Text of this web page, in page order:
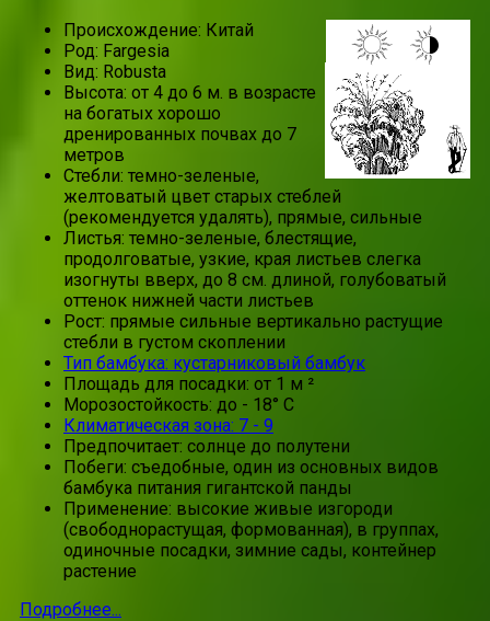
Происхождение: Китай
Род: Fargesia
Вид: Robusta
Высота: от 4 до 6 м. в возрасте
на богатых хорошо
дренированных почвах до 7
метров
Стебли: темно-зеленые,
желтоватый цвет старых стеблей
(рекомендуется удалять), прямые, сильные
Листья: темно-зеленые, блестящие,
продолговатые, узкие, края листьев слегка
изогнуты вверх, до 8 см. длиной, голубоватый
оттенок нижней части листьев
Рост: прямые сильные вертикально растущие
стебли в густом скоплении
Тип бамбука: кустарниковый бамбук
Площадь для посадки: от 1 м ²
Морозостойкость: до - 18° C
Климатическая зона: 7 - 9
Предпочитает: солнце до полутени
Побеги: съедобные, один из основных видов
бамбука питания гигантской панды
Применение: высокие живые изгороди
(свободнорастущая, формованная), в группах,
одиночные посадки, зимние сады, контейнер
растение
Подробнее...